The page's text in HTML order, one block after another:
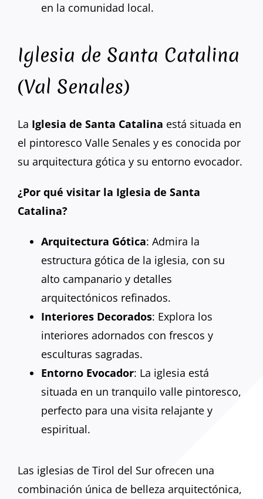
en la comunidad local.
Iglesia de Santa Catalina
(Val Senales)
La Iglesia de Santa Catalina está situada en
el pintoresco Valle Senales y es conocida por
su arquitectura gótica y su entorno evocador.
¿Por qué visitar la Iglesia de Santa
Catalina?
Arquitectura Gótica: Admira la
estructura gótica de la iglesia, con su
alto campanario y detalles
arquitectónicos refinados.
Interiores Decorados: Explora los
interiores adornados con frescos y
esculturas sagradas.
Entorno Evocador: La iglesia está
situada en un tranquilo valle pintoresco,
perfecto para una visita relajante y
espiritual.
Las iglesias de Tirol del Sur ofrecen una
combinación única de belleza arquitectónica,